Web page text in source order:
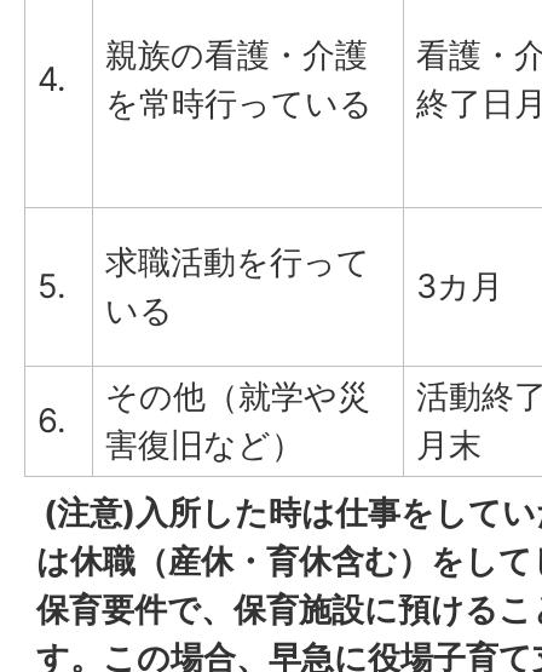
4.
親族の看護・介護
を常時行っている
看護・
終了日
5.
求職活動を行って
いる
3カ月
6.
その他（就学や災
害復旧など）
活動終
月末
(注意)入所した時は仕事をして
は休職（産休・育休含む）をし
保育要件で、保育施設に預ける
す。この場合、早急に役場子育